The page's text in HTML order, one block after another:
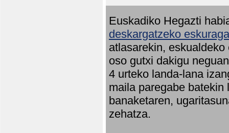
Euskadiko Hegazti
deskargatzeko
atlasarekin,
oso gutxi dakigu
4 urteko landa-lana
maila paregabe
banaketaren,
zehatza.